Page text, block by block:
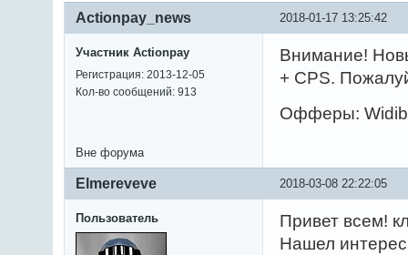
2018-01-17 13:25:42
Actionpay_news
Участник Actionpay
Регистрация: 2013-12-05
Кол-во сообщений: 913
Внимание!
+ CPS.
Офферы:
Вне форума
2018-03-08 22:22:05
Elmereveve
Пользователь
Привет всем!
Нашел